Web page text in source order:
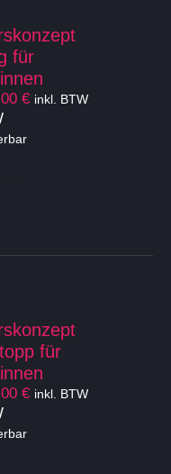
für
€Preisspanne:
inkl. BTW
für
€Preisspanne:
inkl. BTW